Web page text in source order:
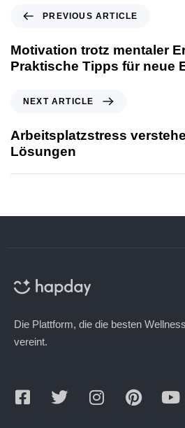
PREVIOUS ARTICLE
Motivation trotz mentaler
Praktische Tipps für neue
NEXT ARTICLE
Arbeitsplatzstress
Lösungen
Die Plattform, die die besten
vereint.